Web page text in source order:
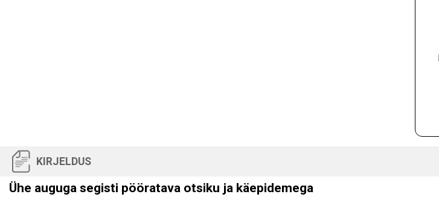
KIRJELDUS
Ühe auguga segisti pööratava otsiku ja käepidemega